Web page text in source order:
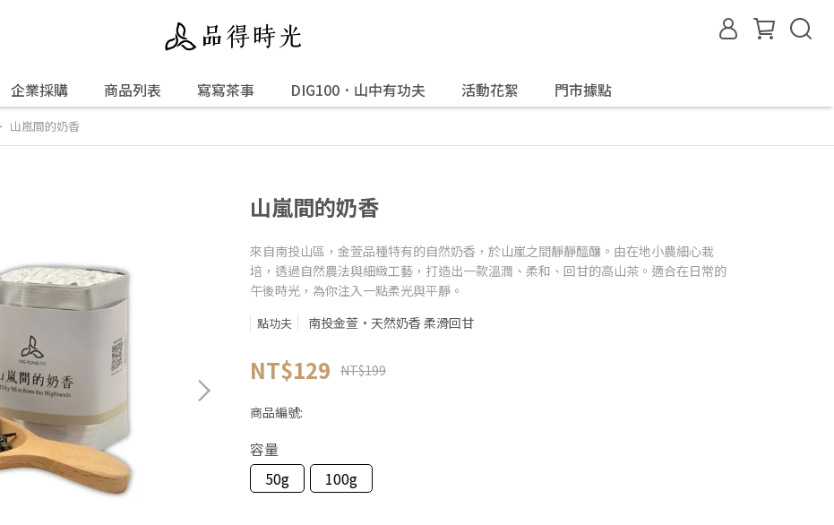
企業採購 商品列表 寫寫茶事 DIG100．山中有功夫 活動花絮 門市據點
山嵐間的奶香
山嵐間的奶香
來自南投山區，金萱品種特有的自然奶香，於山嵐之間靜靜醞釀。由在地小農細心栽
培，透過自然農法與細緻工藝，打造出一款溫潤、柔和、回甘的高山茶。適合在日常的
午後時光，為你注入一點柔光與平靜。
點功夫 南投金萱·天然奶香 柔滑回甘
NT$129 NT$199
商品編號:
容量
50g
100g